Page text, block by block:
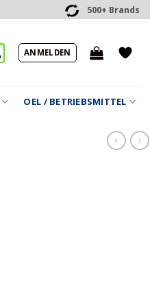
500+ Brands
ANMELDEN
OEL / BETRIEBSMITTEL